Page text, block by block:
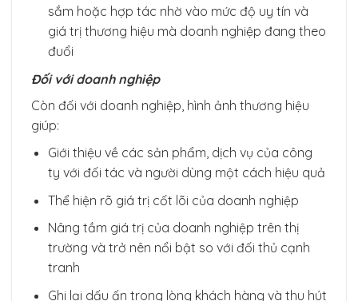
sắm hoặc hợp tác nhờ vào mức độ uy tín và
giá trị thương hiệu mà doanh nghiệp đang theo
đuổi
Đối với doanh nghiệp
Còn đối với doanh nghiệp, hình ảnh thương hiệu
giúp:
Giới thiệu về các sản phẩm, dịch vụ của công
ty với đối tác và người dùng một cách hiệu quả
Thể hiện rõ giá trị cốt lõi của doanh nghiệp
Nâng tầm giá trị của doanh nghiệp trên thị
trường và trở nên nổi bật so với đối thủ cạnh
tranh
Ghi lại dấu ấn trong lòng khách hàng và thu hút